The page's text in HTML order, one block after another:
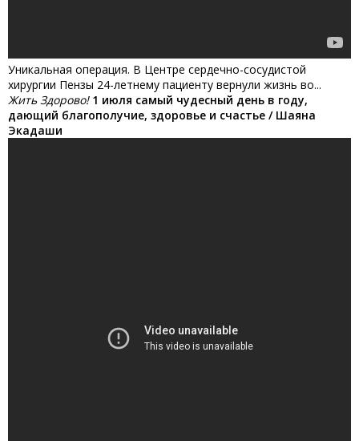
Уникальная операция. В Центре сердечно-сосудистой
хирургии Пензы 24-летнему пациенту вернули жизнь во...
Жить Здорово! 1 июля самый чудесный день в году,
дающий благополучие, здоровье и счастье / Шаяна
Экадаши